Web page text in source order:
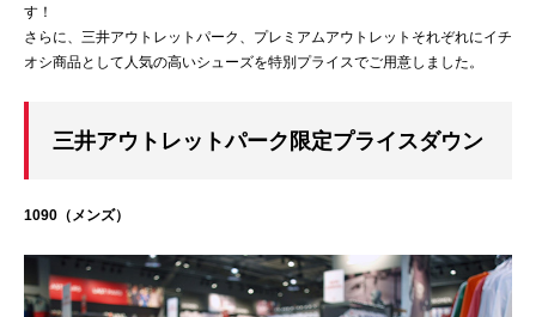
す！
さらに、三井アウトレットパーク、プレミアムアウトレットそれぞれにイチ
オシ商品として人気の高いシューズを特別プライスでご用意しました。
三井アウトレットパーク限定プライスダウン
1090（メンズ）